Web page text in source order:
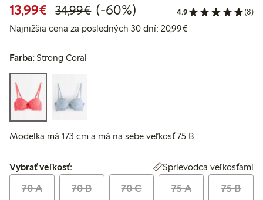
13,99€ Zvýhodnená cena: 13,99 €
34,99€Bežná cena: 34,99 €
60% zľava
(-60%) 4.9 (8)
Najnižšia cena za posledných 30 dní: 20,99€Najnižšia cena za
Farba: Strong Coral
Modelka má 173 cm a má na sebe veľkosť 75 B
Vybrať veľkosť:
Vybrať veľkosť: Sprievodca veľkosťami
70 A 70 B 70 C 75 A 75 B